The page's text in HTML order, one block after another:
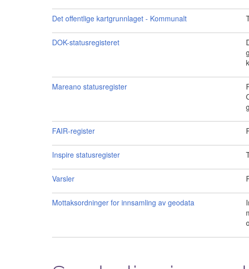
Det offentlige kartgrunnlaget - Kommunalt
DOK-statusregisteret
Mareano statusregister
FAIR-register
Inspire statusregister
Varsler
Mottaksordninger for innsamling av geodata